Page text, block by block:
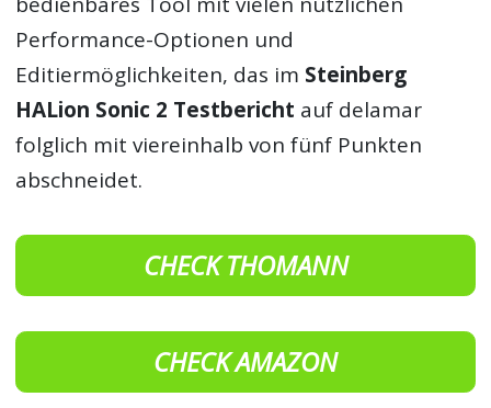
Performance-Optionen und
Editiermöglichkeiten, das im Steinberg
HALion Sonic 2 Testbericht auf delamar
folglich mit viereinhalb von fünf Punkten
abschneidet.
CHECK THOMANN
CHECK AMAZON